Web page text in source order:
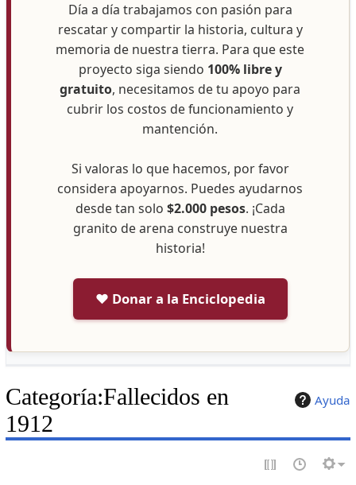
Día a día trabajamos con pasión para
rescatar y compartir la historia, cultura y
memoria de nuestra tierra. Para que este
proyecto siga siendo 100% libre y
gratuito, necesitamos de tu apoyo para
cubrir los costos de funcionamiento y
mantención.
Si valoras lo que hacemos, por favor
considera apoyarnos. Puedes ayudarnos
desde tan solo $2.000 pesos. ¡Cada
granito de arena construye nuestra
historia!
❤️ Donar a la Enciclopedia
Ayuda
Categoría:Fallecidos en
1912